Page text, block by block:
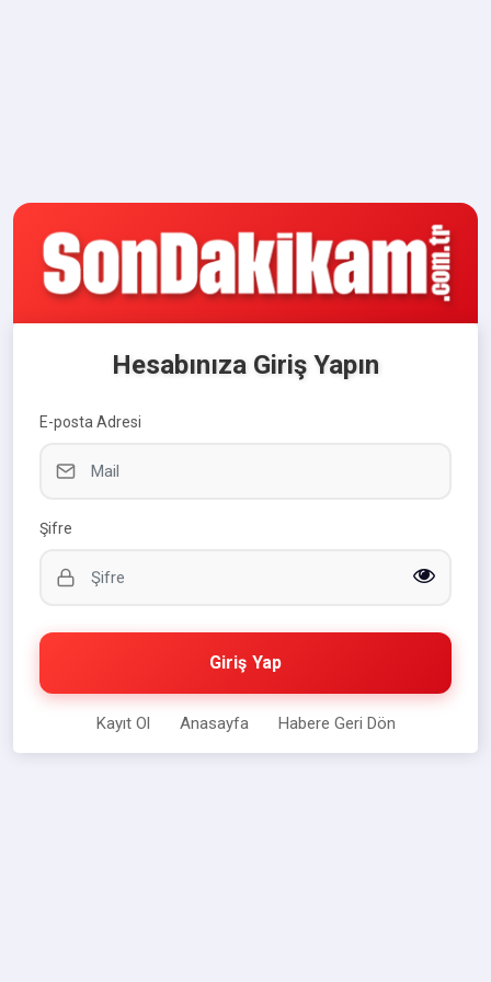
Hesabınıza Giriş Yapın
E-posta Adresi
Şifre
Giriş Yap
Kayıt Ol Anasayfa Habere Geri Dön